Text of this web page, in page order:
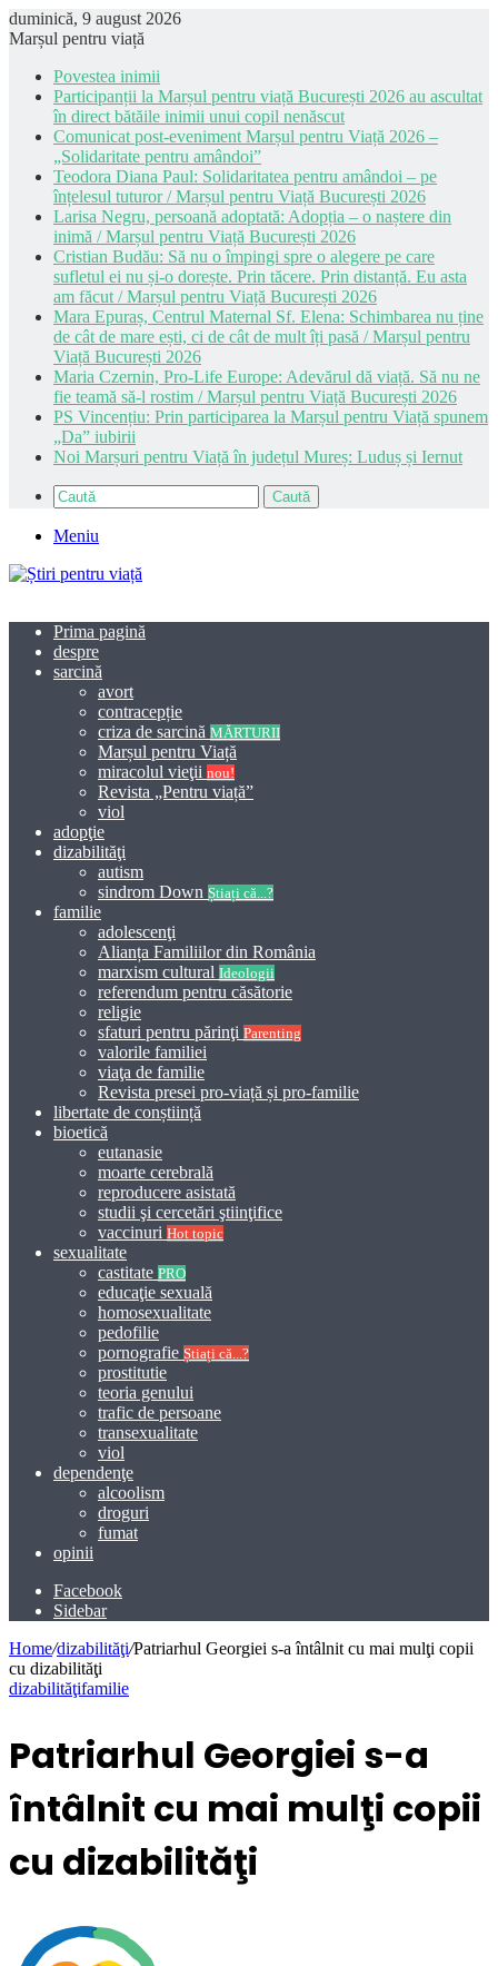
duminică, 9 august 2026
Marșul pentru viață
Povestea inimii
Participanții la Marșul pentru viață București 2026 au ascultat
în direct bătăile inimii unui copil nenăscut
Comunicat post-eveniment Marșul pentru Viață 2026 –
„Solidaritate pentru amândoi”
Teodora Diana Paul: Solidaritatea pentru amândoi – pe
înțelesul tuturor / Marșul pentru Viață București 2026
Larisa Negru, persoană adoptată: Adopția – o naștere din
inimă / Marșul pentru Viață București 2026
Cristian Budău: Să nu o împingi spre o alegere pe care
sufletul ei nu și-o dorește. Prin tăcere. Prin distanță. Eu asta
am făcut / Marșul pentru Viață București 2026
Mara Epuraș, Centrul Maternal Sf. Elena: Schimbarea nu ține
de cât de mare ești, ci de cât de mult îți pasă / Marșul pentru
Viață București 2026
Maria Czernin, Pro-Life Europe: Adevărul dă viață. Să nu ne
fie teamă să-l rostim / Marșul pentru Viață București 2026
PS Vincențiu: Prin participarea la Marșul pentru Viață spunem
„Da” iubirii
Noi Marșuri pentru Viață în județul Mureș: Luduș și Iernut
Caută
Meniu
Prima pagină
despre
sarcină
avort
contracepție
criza de sarcină MĂRTURII
Marșul pentru Viață
miracolul vieţii nou!
Revista „Pentru viață”
viol
adopţie
dizabilităţi
autism
sindrom Down Știați că...?
familie
adolescenţi
Alianța Familiilor din România
marxism cultural Ideologii
referendum pentru căsătorie
religie
sfaturi pentru părinţi Parenting
valorile familiei
viaţa de familie
Revista presei pro-viață și pro-familie
libertate de conștiință
bioetică
eutanasie
moarte cerebrală
reproducere asistată
studii şi cercetări ştiinţifice
vaccinuri Hot topic
sexualitate
castitate PRO
educaţie sexuală
homosexualitate
pedofilie
pornografie Știați că...?
prostitutie
teoria genului
trafic de persoane
transexualitate
viol
dependenţe
alcoolism
droguri
fumat
opinii
Facebook
Sidebar
Home/dizabilităţi/Patriarhul Georgiei s-a întâlnit cu mai mulţi copii
cu dizabilităţi
dizabilităţifamilie
Patriarhul Georgiei s-a
întâlnit cu mai mulţi copii
cu dizabilităţi